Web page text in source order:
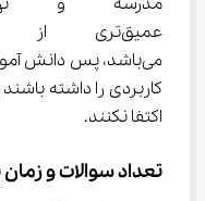
می‌باشد، پس دانش
کاربردی را داشته
اکتفا نکنند.
تعداد سوالات و